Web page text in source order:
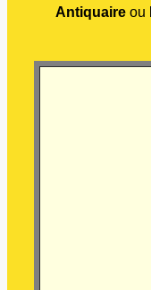
Antiquaireou